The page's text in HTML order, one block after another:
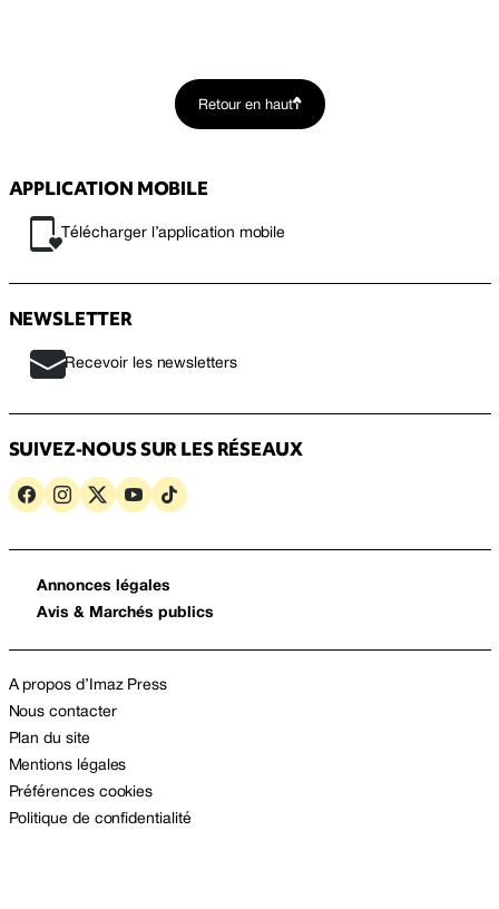
Retour en haut
APPLICATION MOBILE
Télécharger l’application mobile
NEWSLETTER
Recevoir les newsletters
SUIVEZ-NOUS SUR LES RÉSEAUX
Annonces légales
Avis & Marchés publics
A propos d’Imaz Press
Nous contacter
Plan du site
Mentions légales
Préférences cookies
Politique de confidentialité